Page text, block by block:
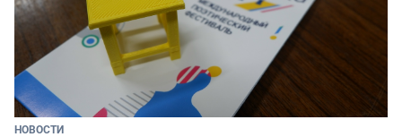
НОВОСТИ